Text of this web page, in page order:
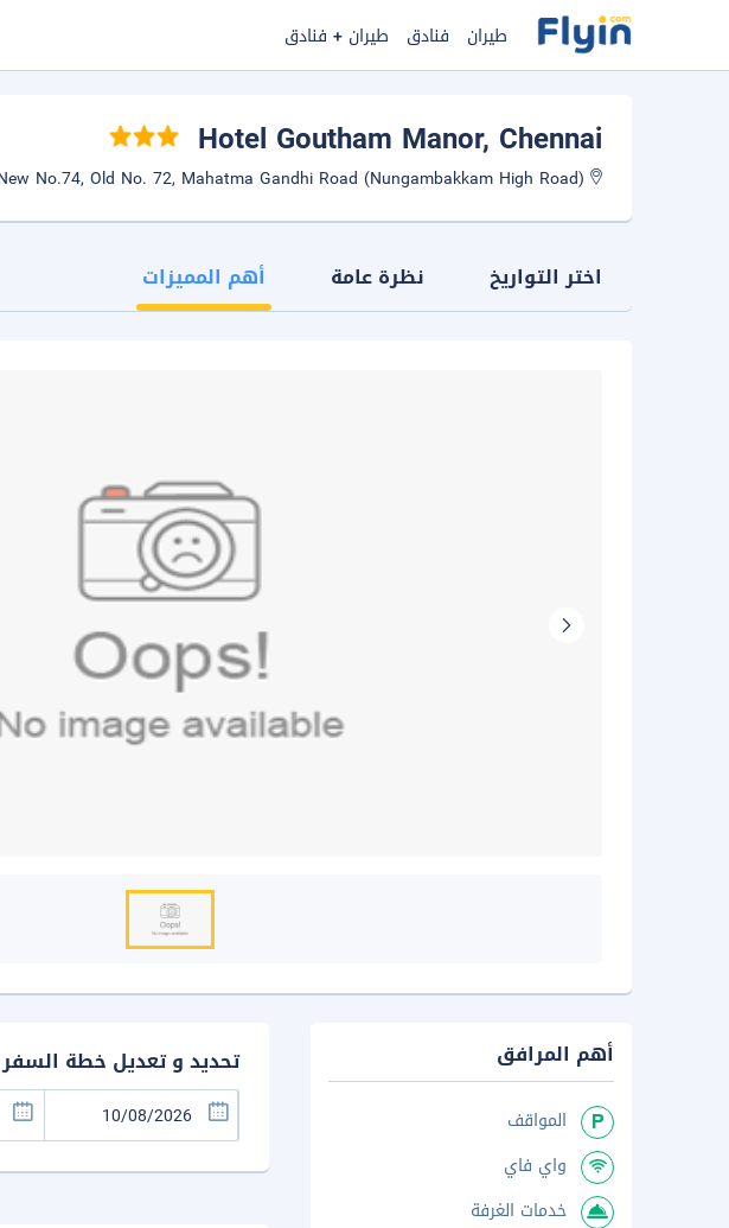
طيران فنادق طيران + فنادق
Hotel Goutham Manor, Chennai
اختر التواريخ نظرة عامة أهم المميزات
تحديد و تعديل خطة السفر
أهم المرافق
المواقف
واي فاي
خدمات الغرفة